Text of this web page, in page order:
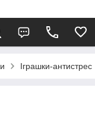
Іграшки-антистрес